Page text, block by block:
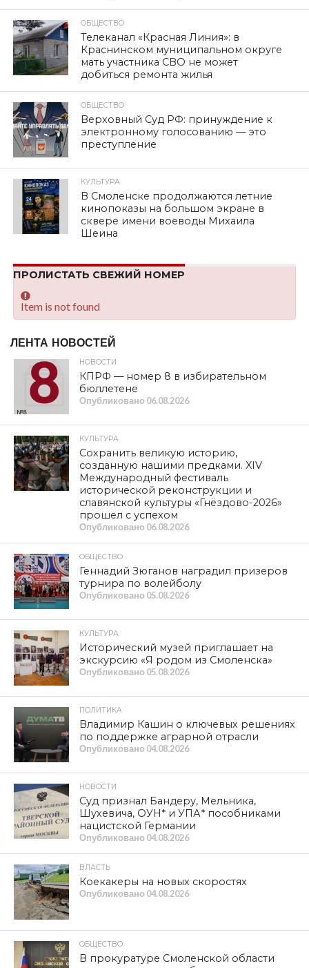
ОБЩЕСТВО
Телеканал «Красная Линия»: в
Краснинском муниципальном округе
мать участника СВО не может
добиться ремонта жилья
ОБЩЕСТВО
Верховный Суд РФ: принуждение к
электронному голосованию — это
преступление
КУЛЬТУРА
В Смоленске продолжаются летние
кинопоказы на большом экране в
сквере имени воеводы Михаила
Шеина
ПРОЛИСТАТЬ СВЕЖИЙ НОМЕР
Item is not found
ЛЕНТА НОВОСТЕЙ
НОВОСТИ
КПРФ — номер 8 в избирательном
бюллетене
Опубликовано 06.08.2026
КУЛЬТУРА
Сохранить великую историю,
созданную нашими предками. XIV
Международный фестиваль
исторической реконструкции и
славянской культуры «Гнёздово-2026»
прошел с успехом
Опубликовано 06.08.2026
ОБЩЕСТВО
Геннадий Зюганов наградил призеров
турнира по волейболу
Опубликовано 05.08.2026
КУЛЬТУРА
Исторический музей приглашает на
экскурсию «Я родом из Смоленска»
Опубликовано 05.08.2026
ПОЛИТИКА
Владимир Кашин о ключевых решениях
по поддержке аграрной отрасли
Опубликовано 04.08.2026
НОВОСТИ
Суд признал Бандеру, Мельника,
Шухевича, ОУН* и УПА* пособниками
нацистской Германии
Опубликовано 04.08.2026
ВЛАСТЬ
Коекакеры на новых скоростях
Опубликовано 04.08.2026
ОБЩЕСТВО
В прокуратуре Смоленской области